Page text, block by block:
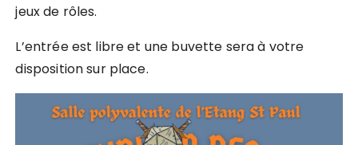
jeux de rôles.
L’entrée est libre et une buvette sera à votre
disposition sur place.